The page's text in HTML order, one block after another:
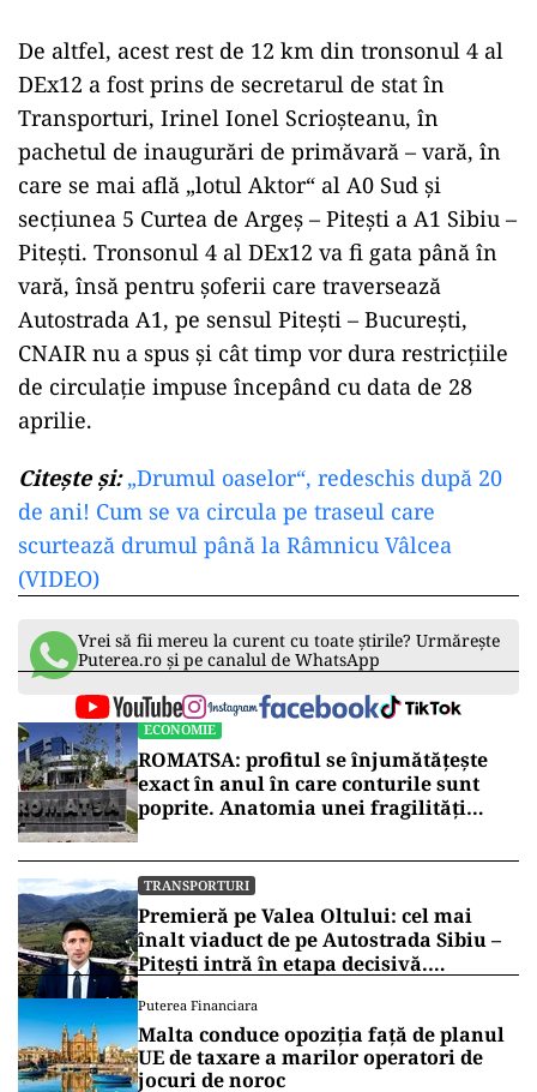
De altfel, acest rest de 12 km din tronsonul 4 al
DEx12 a fost prins de secretarul de stat în
Transporturi, Irinel Ionel Scrioșteanu, în
pachetul de inaugurări de primăvară – vară, în
care se mai află „lotul Aktor“ al A0 Sud și
secțiunea 5 Curtea de Argeș – Pitești a A1 Sibiu –
Pitești. Tronsonul 4 al DEx12 va fi gata până în
vară, însă pentru șoferii care traversează
Autostrada A1, pe sensul Pitești – București,
CNAIR nu a spus și cât timp vor dura restricțiile
de circulație impuse începând cu data de 28
aprilie.
Citește și:„Drumul oaselor“, redeschis după 20
de ani! Cum se va circula pe traseul care
scurtează drumul până la Râmnicu Vâlcea
(VIDEO)
Vrei să fii mereu la curent cu toate știrile? Urmărește
Puterea.ro și pe canalul de WhatsApp
ECONOMIE
ROMATSA: profitul se înjumătățește
exact în anul în care conturile sunt
poprite. Anatomia unei fragilități
TRANSPORTURI
Premieră pe Valea Oltului: cel mai
înalt viaduct de pe Autostrada Sibiu –
Pitești intră în etapa decisivă.
anunță unde s-a ajuns cu lucrările
(VIDEO)
Puterea Financiara
Malta conduce opoziția față de planul
UE de taxare a marilor operatori de
jocuri de noroc